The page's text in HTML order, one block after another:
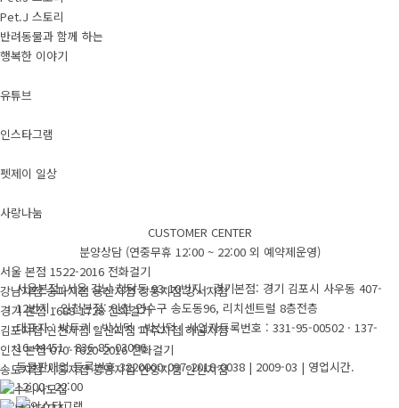
Pet.J 스토리
반려동물과 함께 하는
행복한 이야기
유튜브
인스타그램
펫제이 일상
사랑나눔
CUSTOMER CENTER
분양상담 (연중무휴 12:00 ~ 22:00 외 예약제운영)
서울 본점 1522-2016 전화걸기
강남지점 송파지점 용산지점 강동지점 강서지점
경기 본점 1688-1728 전화걸기
김포지점 인천지점 일산지점 파주지점 하남지점
인천 본점 070-7620-2016 전화걸기
송도지점 시흥지점 광명지점 안양지점 안산지점
서울본점 :서울 강남 청담동 93-10번지 · 경기본점: 경기 김포시 사우동 407-
12번지 · 인천본점: 인천 연수구 송도동96, 리치센트럴 8층전층
대표자 : 박두기 · 박신덕 · 박신덕|사업자등록번호 : 331-95-00502 · 137-
16-44451 · 836-85-03096
동물판매업 등록번호 3220000-037-2018-0038 | 2009-03 | 영업시간.
12:00~ 22:00